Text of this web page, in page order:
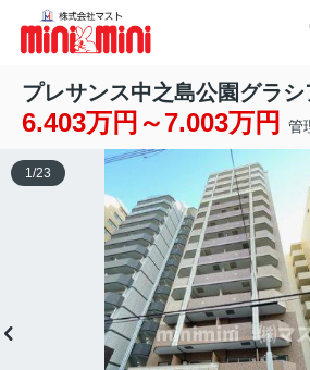
プレサンス中之島公園グラシ
6.403万円～7.003万円 管
1 /23